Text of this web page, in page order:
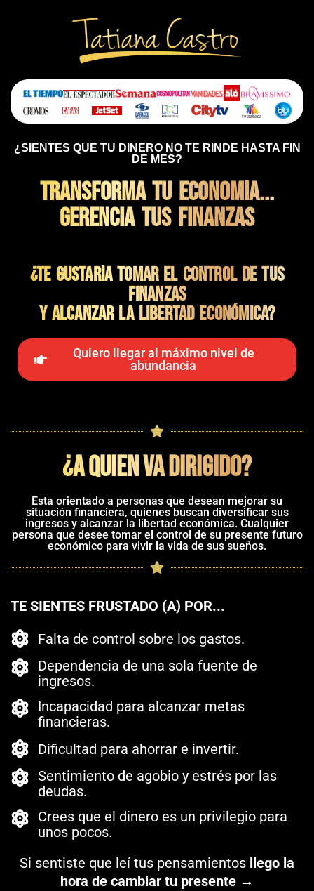
¿SIENTES QUE TU DINERO NO TE RINDE HASTA FIN
DE MES?
Transforma tu Economía...
Gerencia Tus Finanzas
¿Te gustaría tomar el control de tus
finanzas
y alcanzar la libertad económica?
Quiero llegar al máximo nivel de
abundancia
¿A quién va dirigido?
Esta orientado a personas que desean mejorar su
situación financiera, quienes buscan diversificar sus
ingresos y alcanzar la libertad económica. Cualquier
persona que desee tomar el control de su presente futuro
económico para vivir la vida de sus sueños.
TE SIENTES FRUSTADO (A) POR...
Falta de control sobre los gastos.
Dependencia de una sola fuente de
ingresos.
Incapacidad para alcanzar metas
financieras.
Dificultad para ahorrar e invertir.
Sentimiento de agobio y estrés por las
deudas.
Crees que el dinero es un privilegio para
unos pocos.
Si sentiste que leí tus pensamientos llego la
hora de cambiar tu presente →